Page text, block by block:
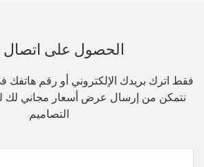
الحصول على اتصال
فقط اترك بريدك الإلكتروني أو رقم هاتفك
نتمكن من إرسال عرض أسعار مجاني لك
التصاميم